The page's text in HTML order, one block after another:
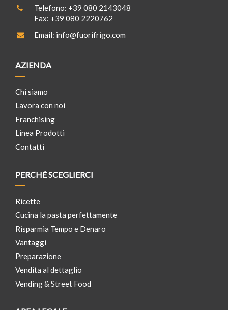
Telefono: +39 080 2143048
Fax: +39 080 2220762
Email: info@fuorifrigo.com
AZIENDA
Chi siamo
Lavora con noi
Franchising
Linea Prodotti
Contatti
PERCHÈ SCEGLIERCI
Ricette
Cucina la pasta perfettamente
Risparmia Tempo e Denaro
Vantaggi
Preparazione
Vendita al dettaglio
Vending & Street Food